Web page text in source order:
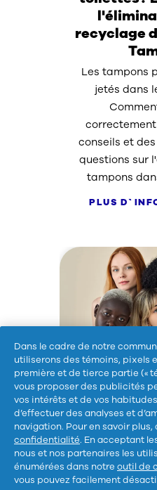
recyclage
Les tampons
jetés dans
correctement
conseils et
questions sur
tampons
PLUS
Notre
Tampax.ca
réponses
scientifiques à
plus
est de briser
entourent
Dans le cadre de notre
utiliserons des témoins, pixels
première et de tierce partie («
vous proposer des publicités
vos intérêts et de vos
d’effectuer des analyses et
navigation. Pour en savoir plus,
confidentialité. En acceptant
nous et nos partenaires les
énumérées dans notre outil de
vous pouvez facilement